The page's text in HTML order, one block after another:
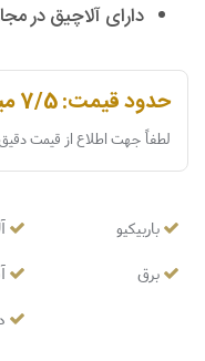
دارای آلاچیق در
حدود قیمت: 7/5 میلیارد تومان
لطفاً جهت اطلاع از قیمت
باربیکیو
برق